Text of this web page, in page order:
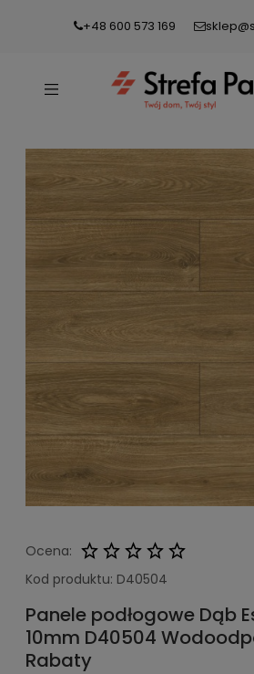
+48 600 573 169
Ocena:
Kod produktu: D40504
Panele podłogowe Dąb
10mm D40504
Rabaty